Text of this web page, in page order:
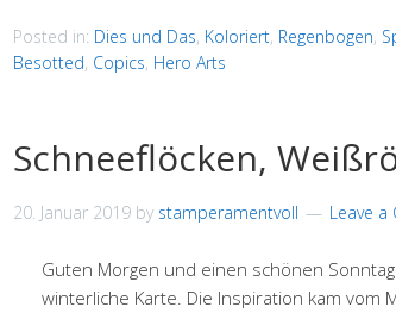
Posted in: Dies und Das, Koloriert, Regenbogen,
Besotted, Copics, Hero Arts
Schneeflöcken,
20. Januar 2019 by stamperamentvoll Leave
Guten Morgen und einen schönen
winterliche Karte. Die Inspiration kam vom